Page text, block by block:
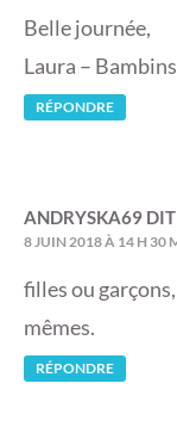
Belle journée,
Laura –
RÉPONDRE
ANDRYSKA69
8 JUIN 2018 À 14 H 30
filles ou
mêmes.
RÉPONDRE